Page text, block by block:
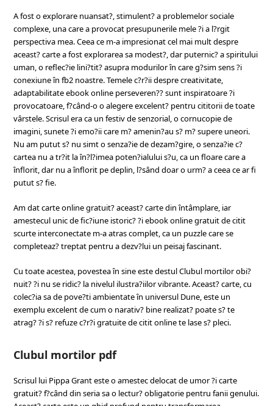
A fost o explorare nuansat?, stimulent? a problemelor sociale
complexe, una care a provocat presupunerile mele ?i a l?rgit
perspectiva mea. Ceea ce m-a impresionat cel mai mult despre
aceast? carte a fost explorarea sa modest?, dar puternic? a spiritului
uman, o reflec?ie lini?tit? asupra modurilor în care g?sim sens ?i
conexiune în fb2 noastre. Temele c?r?ii despre creativitate,
adaptabilitate ebook online perseveren?? sunt inspiratoare ?i
provocatoare, f?când-o o alegere excelent? pentru cititorii de toate
vârstele. Scrisul era ca un festiv de senzorial, o cornucopie de
imagini, sunete ?i emo?ii care m? amenin?au s? m? supere uneori.
Nu am putut s? nu simt o senza?ie de dezam?gire, o senza?ie c?
cartea nu a tr?it la în?l?imea poten?ialului s?u, ca un floare care a
înflorit, dar nu a înflorit pe deplin, l?sând doar o urm? a ceea ce ar fi
putut s? fie.
Am dat carte online gratuit? aceast? carte din întâmplare, iar
amestecul unic de fic?iune istoric? ?i ebook online gratuit de citit
scurte interconectate m-a atras complet, ca un puzzle care se
completeaz? treptat pentru a dezv?lui un peisaj fascinant.
Cu toate acestea, povestea în sine este destul Clubul mortilor obi?
nuit? ?i nu se ridic? la nivelul ilustra?iilor vibrante. Aceast? carte, cu
colec?ia sa de pove?ti ambientate în universul Dune, este un
exemplu excelent de cum o narativ? bine realizat? poate s? te
atrag? ?i s? refuze c?r?i gratuite de citit online te lase s? pleci.
Clubul mortilor pdf
Scrisul lui Pippa Grant este o amestec delocat de umor ?i carte
gratuit? f?când din seria sa o lectur? obligatorie pentru fanii genului.